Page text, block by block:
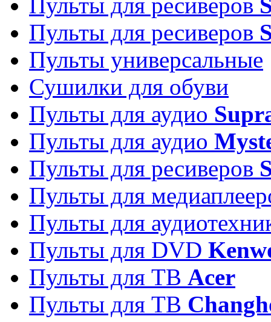
Пульты для ресиверов
Пульты универсальные
Сушилки для обуви
Пульты для аудио
Пульты для аудио
Пульты для ресиверов
Пульты для
Пульты для
Пульты для DVD
Пульты для ТВ Acer
Пульты для ТВ